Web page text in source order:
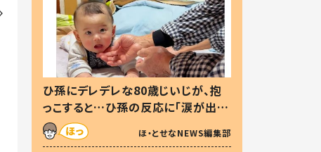
ひ孫にデレデレな80歳じいじが、抱
っこすると…ひ孫の反応に「涙が出ま
した」「可愛くて仕方ない」
ほ・とせなNEWS編集部